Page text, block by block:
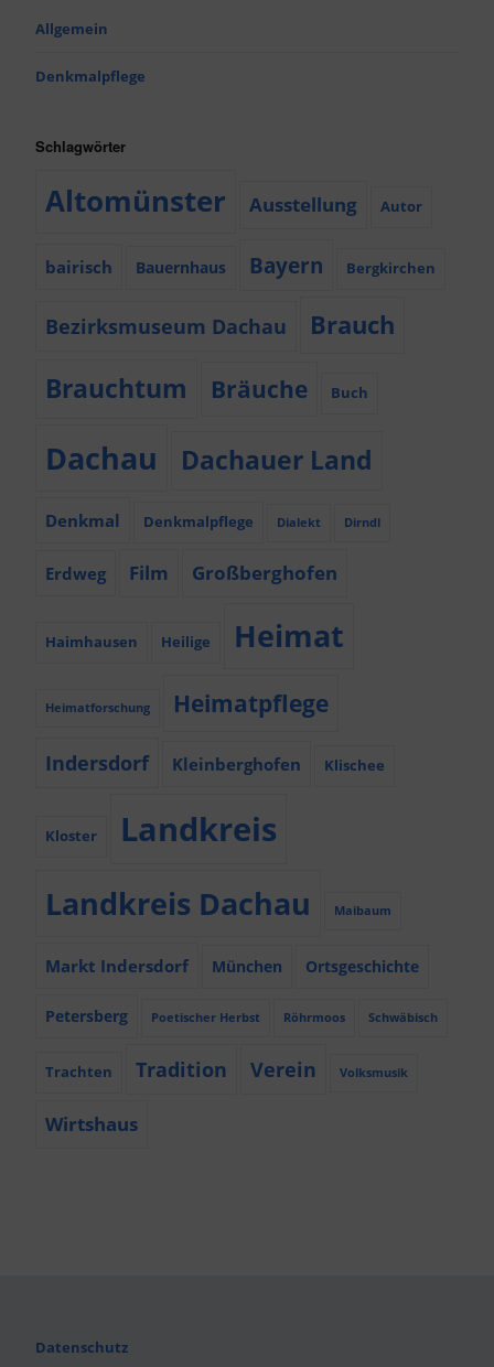
Allgemein
Denkmalpflege
Schlagwörter
Altomünster Ausstellung Autor
bairisch Bauernhaus Bayern Bergkirchen
Bezirksmuseum Dachau Brauch
Brauchtum Bräuche Buch
Dachau Dachauer Land
Denkmal Denkmalpflege Dialekt Dirndl
Erdweg Film Großberghofen
Haimhausen Heilige Heimat
Heimatforschung Heimatpflege
Indersdorf Kleinberghofen Klischee
Kloster Landkreis
Landkreis Dachau Maibaum
Markt Indersdorf München Ortsgeschichte
Petersberg Poetischer Herbst Röhrmoos Schwäbisch
Trachten Tradition Verein Volksmusik
Wirtshaus
Datenschutz